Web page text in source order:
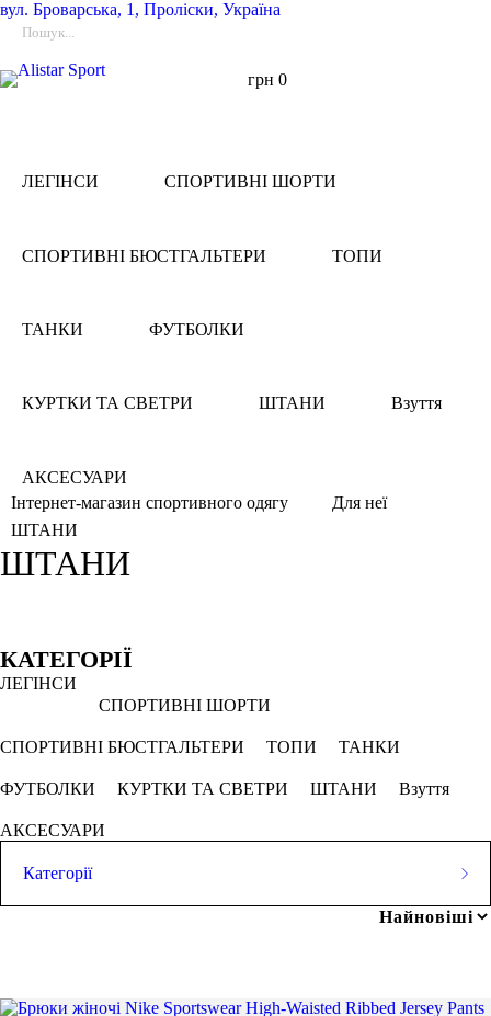
вул. Броварська, 1, Проліски, Україна
грн 0
ЛЕГІНСИ СПОРТИВНІ ШОРТИ
СПОРТИВНІ БЮСТГАЛЬТЕРИ ТОПИ
ТАНКИ ФУТБОЛКИ
КУРТКИ ТА СВЕТРИ ШТАНИ Взуття
АКСЕСУАРИ
Інтернет-магазин спортивного одягу
Для неї
ШТАНИ
ШТАНИ
Обрано
Білий Кавун М'ятний коктейль
Рожево камінь Смарагдовий
СКАСОВУВАТИ ВСЕ
КАТЕГОРІЇ
ЛЕГІНСИ
СПОРТИВНІ ШОРТИ
СПОРТИВНІ БЮСТГАЛЬТЕРИ ТОПИ ТАНКИ
ФУТБОЛКИ КУРТКИ ТА СВЕТРИ ШТАНИ Взуття
АКСЕСУАРИ
Категорії